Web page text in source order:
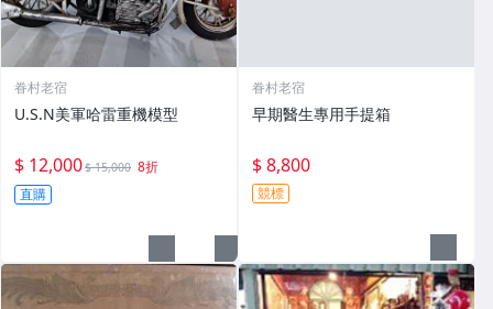
眷村老宿
U.S.N美軍哈雷重機模型
$ 12,000$ 15,000 8折
直購
眷村老宿
早期醫生專用手提箱
$ 8,800
競標